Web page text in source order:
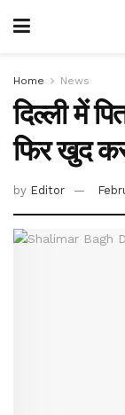
Home News
दिल्ली में
फिर खुद
by Editor